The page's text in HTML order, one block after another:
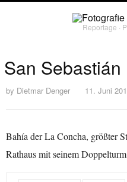
Reportage ∙
San Sebastián
by Dietmar Denger 11. Juni
Bahía der La Concha, größter
Rathaus mit seinem Doppelturm